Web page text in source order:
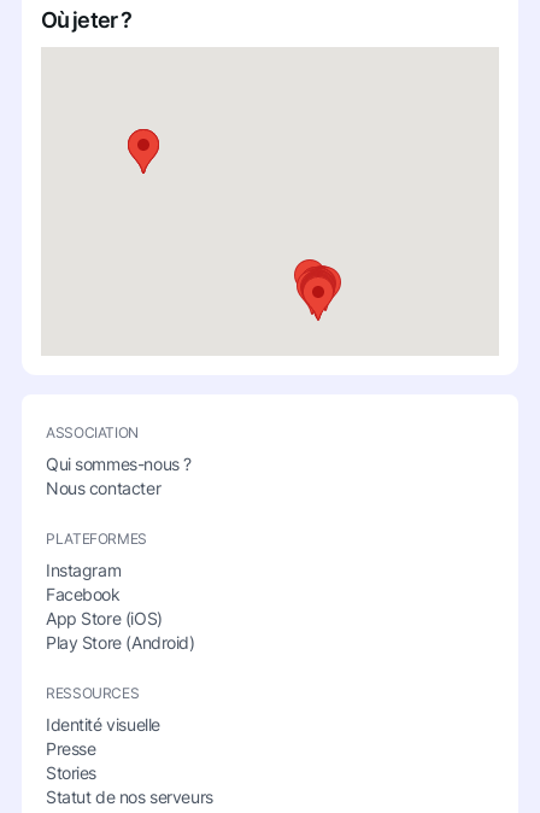
Où jeter ?
ASSOCIATION
Qui sommes-nous ?
Nous contacter
PLATEFORMES
Instagram
Facebook
App Store (iOS)
Play Store (Android)
RESSOURCES
Identité visuelle
Presse
Stories
Statut de nos serveurs